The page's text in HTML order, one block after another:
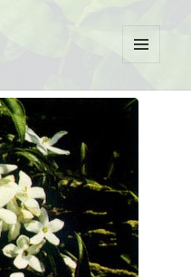
WIDGETS